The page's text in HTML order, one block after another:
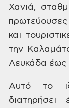
Χανιά,
και
την
Λευκάδα έως
Αυτό το
διατηρήσει